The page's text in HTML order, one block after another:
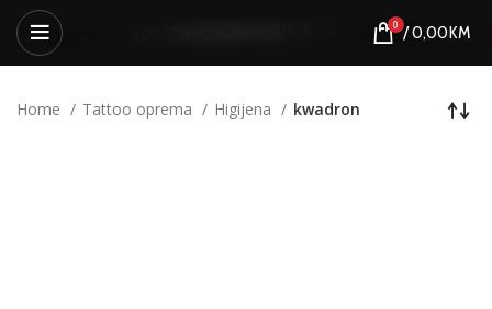
0 /0,00KM
Home Tattoo oprema Higijena kwadron